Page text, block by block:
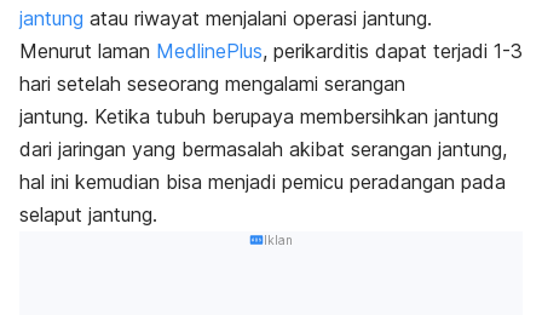
jantung atau riwayat menjalani operasi jantung.
Menurut laman MedlinePlus, perikarditis dapat terjadi 1-3
hari setelah seseorang mengalami serangan
jantung. Ketika tubuh berupaya membersihkan jantung
dari jaringan yang bermasalah akibat serangan jantung,
hal ini kemudian bisa menjadi pemicu peradangan pada
selaput jantung.
Iklan